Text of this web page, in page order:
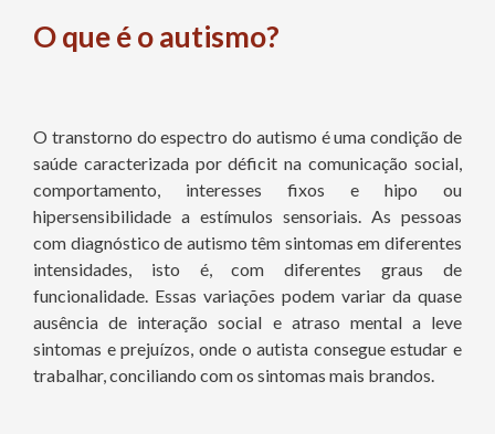
O que é o autismo?
O transtorno do espectro do autismo é uma condição de
saúde caracterizada por déficit na comunicação social,
comportamento, interesses fixos e hipo ou
hipersensibilidade a estímulos sensoriais. As pessoas
com diagnóstico de autismo têm sintomas em diferentes
intensidades, isto é, com diferentes graus de
funcionalidade. Essas variações podem variar da quase
ausência de interação social e atraso mental a leve
sintomas e prejuízos, onde o autista consegue estudar e
trabalhar, conciliando com os sintomas mais brandos.